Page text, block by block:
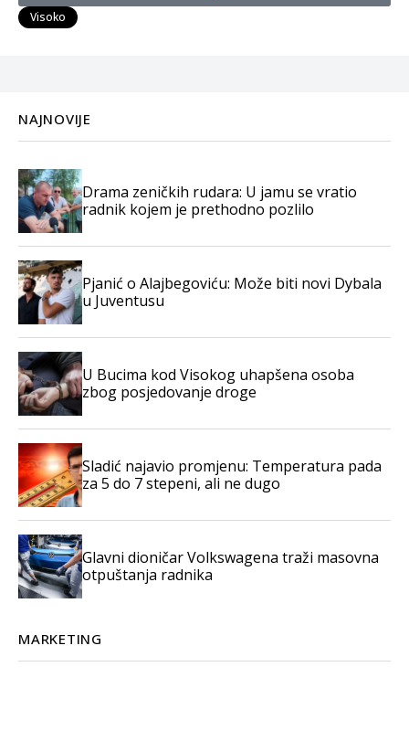
Visoko
NAJNOVIJE
Drama zeničkih rudara: U jamu se vratio
radnik kojem je prethodno pozlilo
Pjanić o Alajbegoviću: Može biti novi Dybala
u Juventusu
U Bucima kod Visokog uhapšena osoba
zbog posjedovanje droge
Sladić najavio promjenu: Temperatura pada
za 5 do 7 stepeni, ali ne dugo
Glavni dioničar Volkswagena traži masovna
otpuštanja radnika
MARKETING